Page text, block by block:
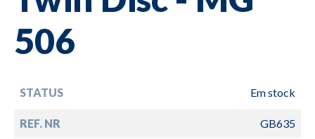
506
STATUS Em stock
REF. NR GB635